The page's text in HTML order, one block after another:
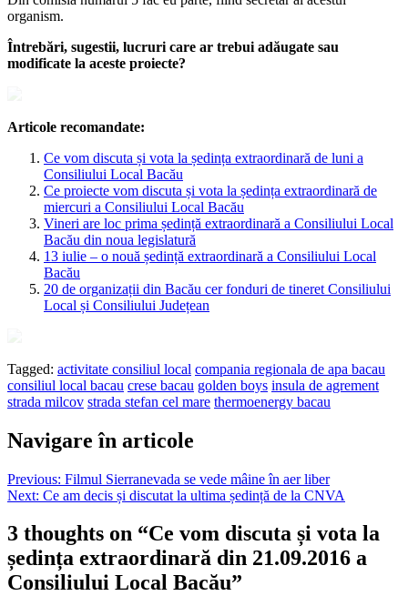
organism.
Întrebări, sugestii, lucruri care ar trebui adăugate sau
modificate la aceste proiecte?
Articole recomandate:
Ce vom discuta și vota la ședința extraordinară de luni a
Consiliului Local Bacău
Ce proiecte vom discuta și vota la ședința extraordinară de
miercuri a Consiliului Local Bacău
Vineri are loc prima ședință extraordinară a Consiliului Local
Bacău din noua legislatură
13 iulie – o nouă ședință extraordinară a Consiliului Local
Bacău
20 de organizații din Bacău cer fonduri de tineret Consiliului
Local și Consiliului Județean
Tagged: activitate consiliul local compania regionala de apa bacau
consiliul local bacau crese bacau golden boys insula de agrement
strada milcov strada stefan cel mare thermoenergy bacau
Navigare în articole
Previous: Filmul Sierranevada se vede mâine în aer liber
Next: Ce am decis și discutat la ultima ședință de la CNVA
3 thoughts on “Ce vom discuta și vota la
ședința extraordinară din 21.09.2016 a
Consiliului Local Bacău”